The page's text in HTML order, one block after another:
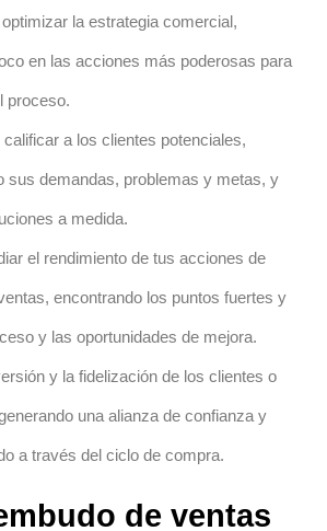
la estrategia comercial,
en las acciones más poderosas para
proceso.
a los clientes potenciales,
sus demandas, problemas y metas, y
a medida.
el rendimiento de tus acciones de
encontrando los puntos fuertes y
y las oportunidades de mejora.
y la fidelización de los clientes o
una alianza de confianza y
a través del ciclo de compra.
de ventas